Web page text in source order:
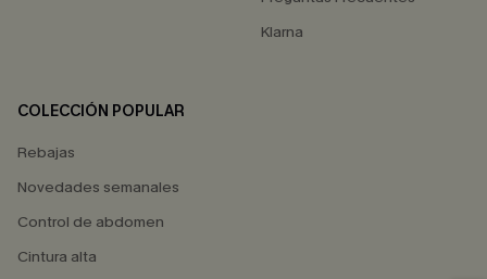
Klarna
COLECCIÓN POPULAR
Rebajas
Novedades semanales
Control de abdomen
Cintura alta